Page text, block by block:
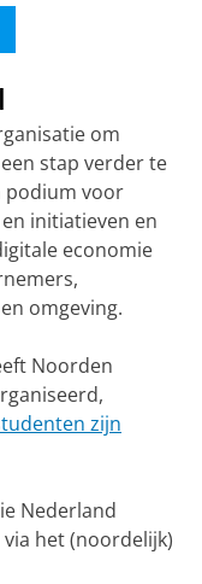
om
stap verder te
podium voor
initiatieven en
economie
omgeving.
Noorden
zijn
Nederland
het (noordelijk)